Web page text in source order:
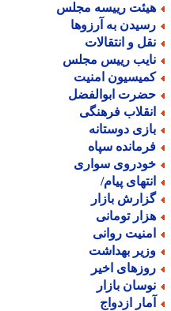
رییسه مجلس
به آرزوها
و انتقالات
رییس مجلس
امنیت
ابوالفضل
فرهنگی
دوستانه
سپاه
سواری
پیام/
بازار
تومانی
روانی
بهداشت
اخیر
بازار
ازدواج